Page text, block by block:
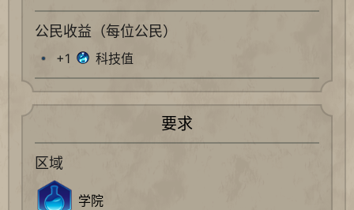
公民收益（每位公民）
+1 科技值
要求
区域
学院